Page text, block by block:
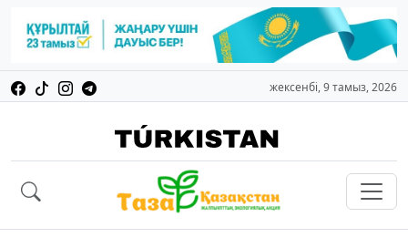
жексенбі, 9 тамыз, 2026